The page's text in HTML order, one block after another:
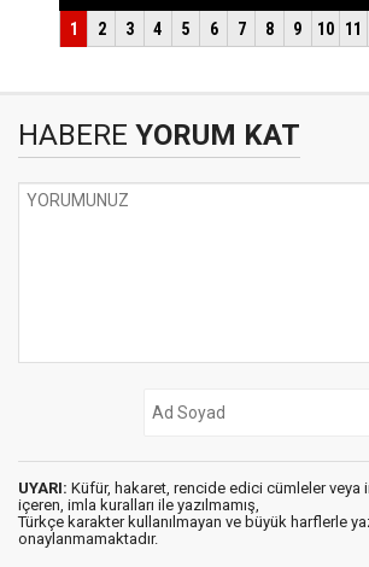
HABERE YORUM KAT
UYARI: Küfür, hakaret, rencide edici cümleler veya
içeren, imla kuralları ile yazılmamış,
Türkçe karakter kullanılmayan ve büyük harflerle
onaylanmamaktadır.